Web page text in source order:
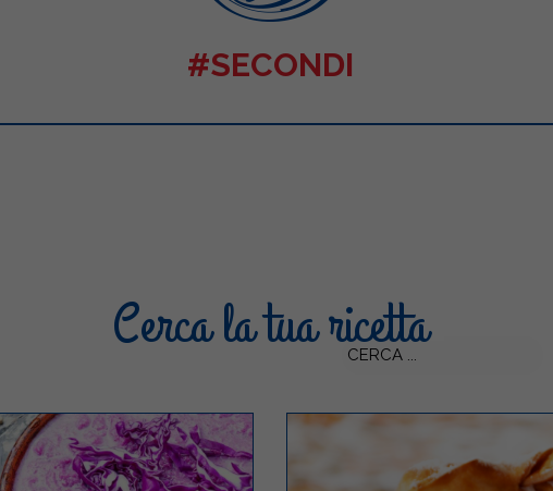
#SECONDI
Cerca la tua ricetta